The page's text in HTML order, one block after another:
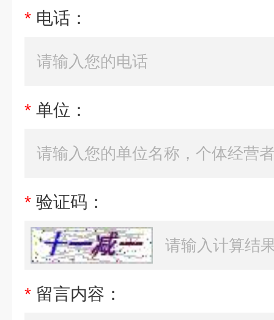
* 电话：
* 单位：
* 验证码：
* 留言内容：